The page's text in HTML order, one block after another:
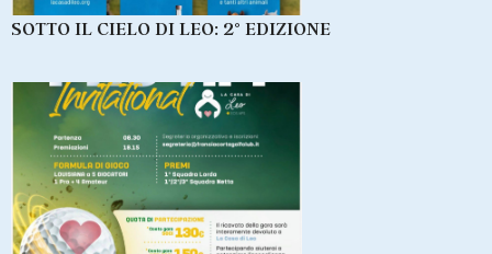
SOTTO IL CIELO DI LEO: 2° EDIZIONE